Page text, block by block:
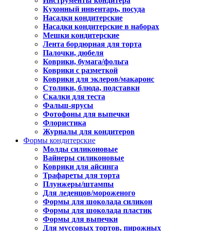
Кухонный инвентарь, посуда
Насадки кондитерские
Насадки кондитерские в наборах
Мешки кондитерские
Лента бордюрная для торта
Палочки, дюбеля
Коврики, бумага/фольга
Коврики с разметкой
Коврики для эклеров/макаронс
Столики, блюда, подставки
Скалки для теста
Фальш-ярусы
Фотофоны для выпечки
Флористика
Журналы для кондитеров
Формы кондитерские
Молды силиконовые
Вайнеры силиконовые
Коврики для айсинга
Трафареты для торта
Плунжеры/штампы
Для леденцов/мороженого
Формы для шоколада силикон
Формы для шоколада пластик
Формы для выпечки
Для муссовых тортов, пирожных